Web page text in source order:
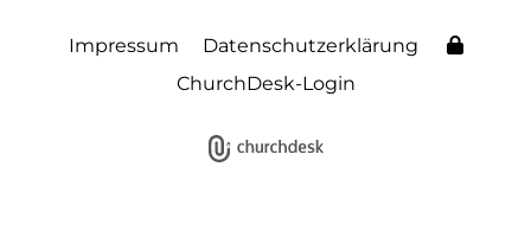
Impressum
Datenschutzerklärung
ChurchDesk-Login